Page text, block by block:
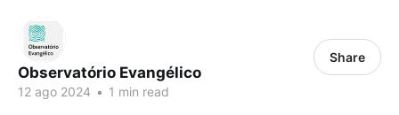
Observatório Evangélico
12 ago 2024 • 1 min read
Share